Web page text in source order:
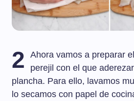
2
Ahora vamos a preparar
perejil con el que
plancha. Para ello, lavamos
lo secamos con papel de